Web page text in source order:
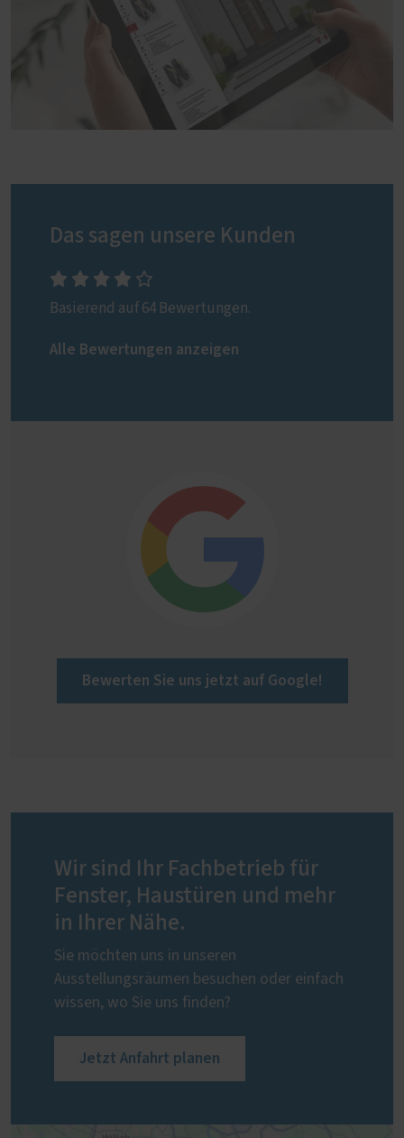
Das sagen unsere Kunden
Basierend auf 64 Bewertungen.
Alle Bewertungen anzeigen
Bewerten Sie uns jetzt auf Google!
Wir sind Ihr Fachbetrieb für
Fenster, Haustüren und mehr
in Ihrer Nähe.
Sie möchten uns in unseren
Ausstellungsräumen besuchen oder einfach
wissen, wo Sie uns finden?
Jetzt Anfahrt planen